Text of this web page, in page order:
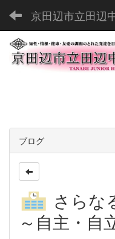
京田辺市立田辺
ブログ
さらな
～自主・自